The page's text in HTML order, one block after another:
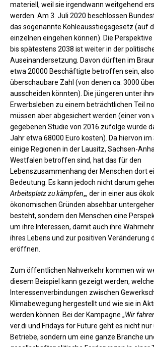
materiell, weil sie irgendwann weitgehend
werden. Am 3. Juli 2020 beschlossen
das sogenannte Kohleausstiegsgesetz (auf
einzelnen eingehen können). Die Perspektive
bis spätestens 2038 ist weiter in der
Auseinandersetzung. Davon dürften im
etwa 20000 Beschäftigte betroffen sein,
überschaubare Zahl (von denen ca. 3000
ausscheiden könnten). Die jüngeren unter
Erwerbsleben zu einem beträchtlichen Teil
müssen aber abgesichert werden (einer von
gegebenen Studie von 2016 zufolge würde
Jahr etwa 68000 Euro kosten). Da hiervon
einige Regionen in der Lausitz, Sachsen-
Westfalen betroffen sind, hat das für den
Lebenszusammenhang der Menschen dort
Bedeutung. Es kann jedoch nicht darum
Arbeitsplatz zu kämpfen„, der in einer aus
ökonomischen Gründen absehbar
besteht, sondern den Menschen eine
um ihre Interessen, damit auch ihre
ihres Lebens und zur positiven Veränderung
eröffnen.
Zum öffentlichen Nahverkehr kommen wir
diesem Beispiel kann gezeigt werden, welche
Interessenverbindungen zwischen
Klimabewegung hergestellt und wie sie in
werden können. Bei der Kampagne „Wir
ver.di und Fridays for Future geht es nicht
Betriebe, sondern um eine ganze Branche